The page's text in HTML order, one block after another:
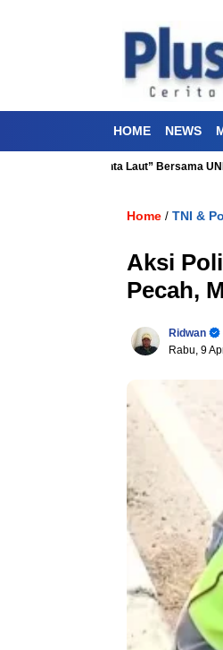
HOME NEWS
“Aku Cinta Laut” Bersama UNIBA
Home / TNI &
Aksi
Pecah,
Ridwan
Rabu, 9